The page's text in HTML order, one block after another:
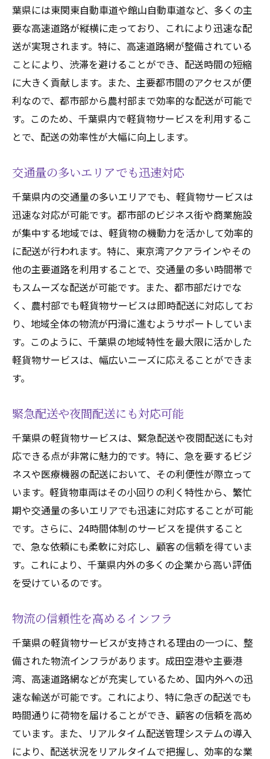
葉県には東関東自動車道や館山自動車道など、多くの主
要な高速道路が縦横に走っており、これにより迅速な配
送が実現されます。特に、高速道路網が整備されている
ことにより、渋滞を避けることができ、配送時間の短縮
に大きく貢献します。また、主要都市間のアクセスが便
利なので、都市部から農村部まで効率的な配送が可能で
す。このため、千葉県内で軽貨物サービスを利用するこ
とで、配送の効率性が大幅に向上します。
交通量の多いエリアでも迅速対応
千葉県内の交通量の多いエリアでも、軽貨物サービスは
迅速な対応が可能です。都市部のビジネス街や商業施設
が集中する地域では、軽貨物の機動力を活かして効率的
に配送が行われます。特に、東京湾アクアラインやその
他の主要道路を利用することで、交通量の多い時間帯で
もスムーズな配送が可能です。また、都市部だけでな
く、農村部でも軽貨物サービスは即時配送に対応してお
り、地域全体の物流が円滑に進むようサポートしていま
す。このように、千葉県の地域特性を最大限に活かした
軽貨物サービスは、幅広いニーズに応えることができま
す。
緊急配送や夜間配送にも対応可能
千葉県の軽貨物サービスは、緊急配送や夜間配送にも対
応できる点が非常に魅力的です。特に、急を要するビジ
ネスや医療機器の配送において、その利便性が際立って
います。軽貨物車両はその小回りの利く特性から、繁忙
期や交通量の多いエリアでも迅速に対応することが可能
です。さらに、24時間体制のサービスを提供すること
で、急な依頼にも柔軟に対応し、顧客の信頼を得ていま
す。これにより、千葉県内外の多くの企業から高い評価
を受けているのです。
物流の信頼性を高めるインフラ
千葉県の軽貨物サービスが支持される理由の一つに、整
備された物流インフラがあります。成田空港や主要港
湾、高速道路網などが充実しているため、国内外への迅
速な輸送が可能です。これにより、特に急ぎの配送でも
時間通りに荷物を届けることができ、顧客の信頼を高め
ています。また、リアルタイム配送管理システムの導入
により、配送状況をリアルタイムで把握し、効率的な業